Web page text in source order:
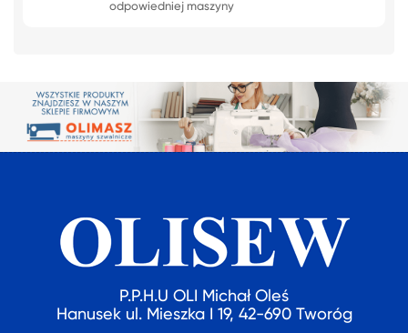
odpowiedniej maszyny
P.P.H.U OLI Michał Oleś
Hanusek ul. Mieszka I 19, 42-690 Tworóg